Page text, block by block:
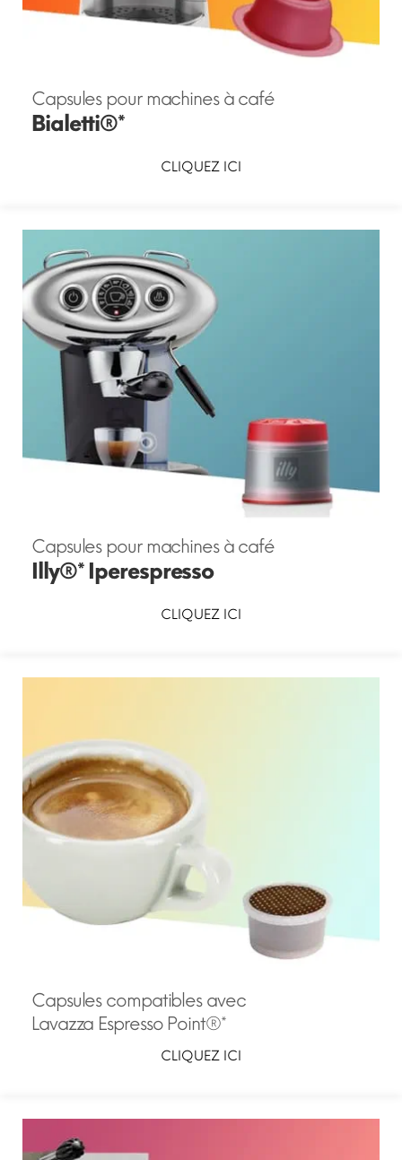
Capsules pour machines à café
Bialetti®*
CLIQUEZ ICI
Capsules pour machines à café
Illy®* Iperespresso
CLIQUEZ ICI
Capsules compatibles avec
Lavazza Espresso Point®*
CLIQUEZ ICI